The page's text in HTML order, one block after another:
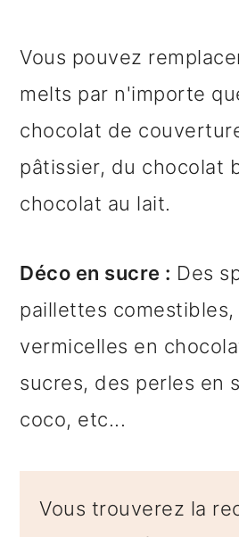
Vous pouvez
melts par n'importe
chocolat de
pâtissier, du chocolat
chocolat au lait.
Déco en sucre : Des
paillettes comestibles,
vermicelles en
sucres, des perles en
coco, etc...
Vous trouverez la